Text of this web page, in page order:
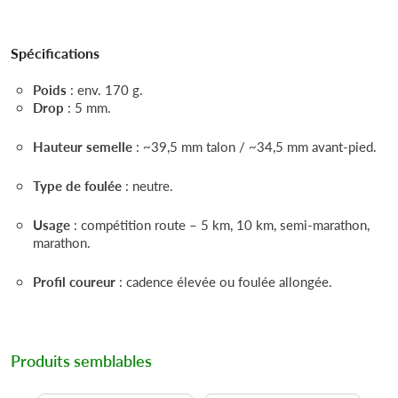
Spécifications
Poids : env. 170 g.
Drop : 5 mm.
Hauteur semelle : ~39,5 mm talon / ~34,5 mm avant-pied.
Type de foulée : neutre.
Usage : compétition route – 5 km, 10 km, semi-marathon,
marathon.
Profil coureur : cadence élevée ou foulée allongée.
Produits semblables